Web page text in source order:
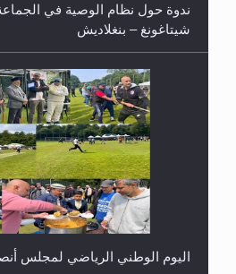
ندوة حول نظام الوصية في
شيتاغونغ – بنغلاديش
اليوم الوطني الرياضي لمجلس